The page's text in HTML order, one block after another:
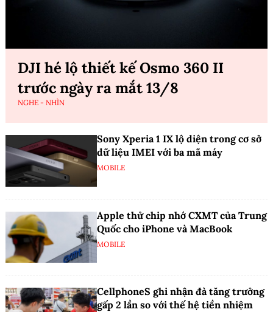
DJI hé lộ thiết kế Osmo 360 II
trước ngày ra mắt 13/8
NGHE - NHÌN
Sony Xperia 1 IX lộ diện trong cơ sở
dữ liệu IMEI với ba mã máy
MOBILE
Apple thử chip nhớ CXMT của Trung
Quốc cho iPhone và MacBook
MOBILE
CellphoneS ghi nhận đà tăng trưởng
gấp 2 lần so với thế hệ tiền nhiệm